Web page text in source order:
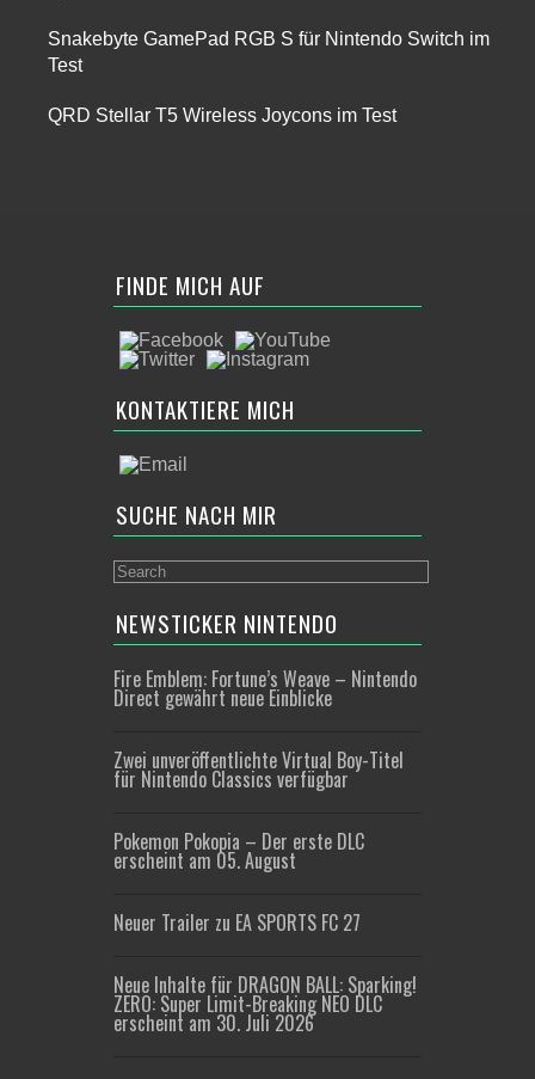
Snakebyte GamePad RGB S für Nintendo Switch im
Test
QRD Stellar T5 Wireless Joycons im Test
FINDE MICH AUF
KONTAKTIERE MICH
SUCHE NACH MIR
NEWSTICKER NINTENDO
Fire Emblem: Fortune’s Weave – Nintendo
Direct gewährt neue Einblicke
Zwei unveröffentlichte Virtual Boy-Titel
für Nintendo Classics verfügbar
Pokemon Pokopia – Der erste DLC
erscheint am 05. August
Neuer Trailer zu EA SPORTS FC 27
Neue Inhalte für DRAGON BALL: Sparking!
ZERO: Super Limit-Breaking NEO DLC
erscheint am 30. Juli 2026